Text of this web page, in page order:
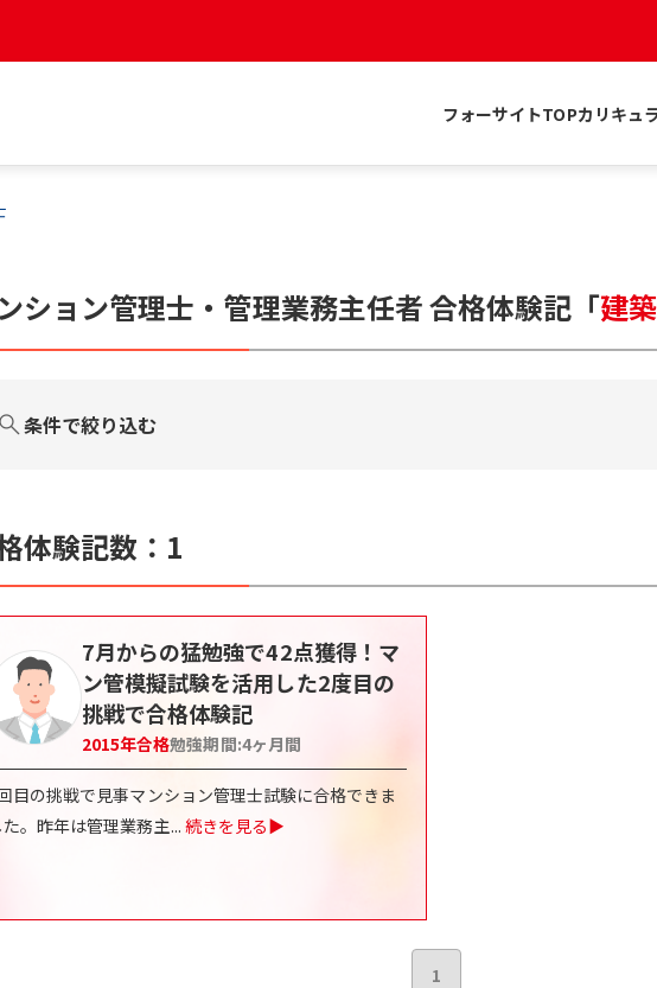
フォーサイトTOPカリキュ
ション管理士・管理業務主任者合格体験記 「建
条件で絞り込む
体験記数： 1
7月からの猛勉強で42点獲得！マ
ン管模擬試験を活用した2度目の
挑戦で合格体験記
2015年合格勉強期間:4ヶ月間
目の挑戦で見事マンション管理士試験に合格できま
。昨年は管理業務主... 続きを見る▶
1